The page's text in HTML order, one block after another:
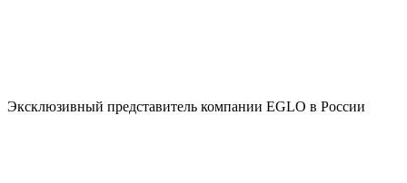
Эксклюзивный представитель компании EGLO в России